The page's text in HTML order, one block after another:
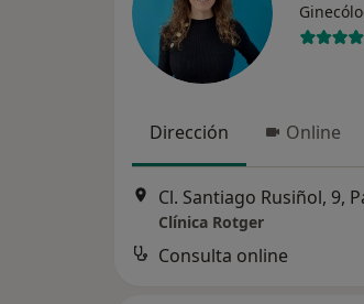
Dirección Online
Clínica Rotger
Consulta online